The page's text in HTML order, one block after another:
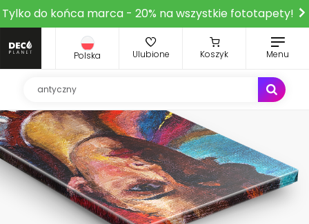
Tylko do końca marca - 20% na wszystkie fototapety!
Polska Ulubione Koszyk Menu